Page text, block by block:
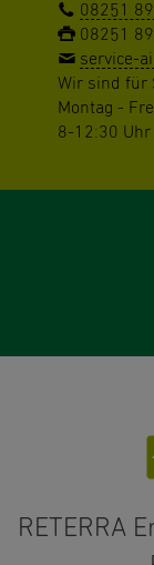
08251
08251
service-
Wir sind für
Montag -
8-12:30
RETERRA